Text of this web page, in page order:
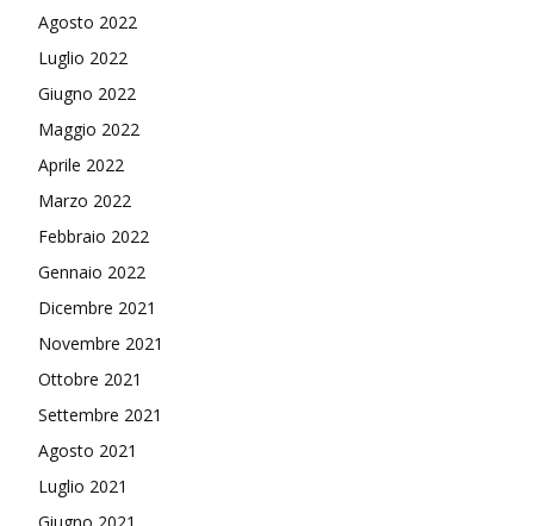
Agosto 2022
Luglio 2022
Giugno 2022
Maggio 2022
Aprile 2022
Marzo 2022
Febbraio 2022
Gennaio 2022
Dicembre 2021
Novembre 2021
Ottobre 2021
Settembre 2021
Agosto 2021
Luglio 2021